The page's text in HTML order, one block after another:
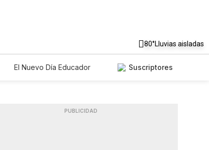
80°Lluvias aisladas
El Nuevo Día Educador
Suscriptores
PUBLICIDAD